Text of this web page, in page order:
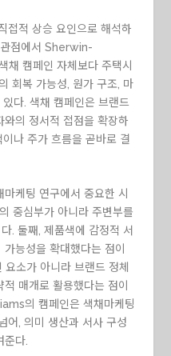
접적 상승 요인으로 해석하
관점에서 Sherwin-
캠페인 자체보다 주택시
회복 가능성, 원가 구조, 마
다. 색채 캠페인은 브랜드
의 정서적 접점을 확장하
나 주가 흐름을 곧바로 결
케팅 연구에서 중요한 시
중심부가 아니라 주변부를
. 둘째, 제품색에 감정적 서
능성을 확대했다는 점이
소가 아니라 브랜드 정체
매개로 활용했다는 점이
의 캠페인은 색채마케팅
어, 의미 생산과 서사 구성
준다.